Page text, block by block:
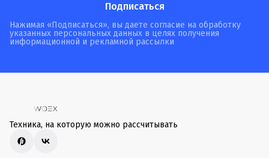
Подписаться
Нажимая «Подписаться», вы даете согласие на обработку
указанных персональных данных в целях получения
информационной и рекламной рассылки
Техника, на которую можно рассчитывать